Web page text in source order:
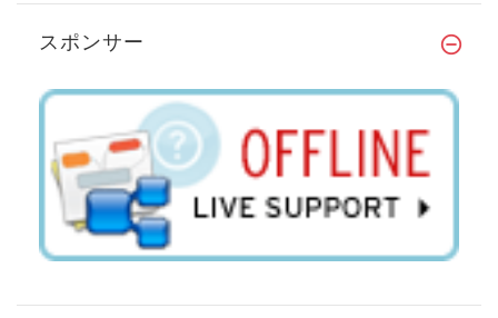
スポンサー